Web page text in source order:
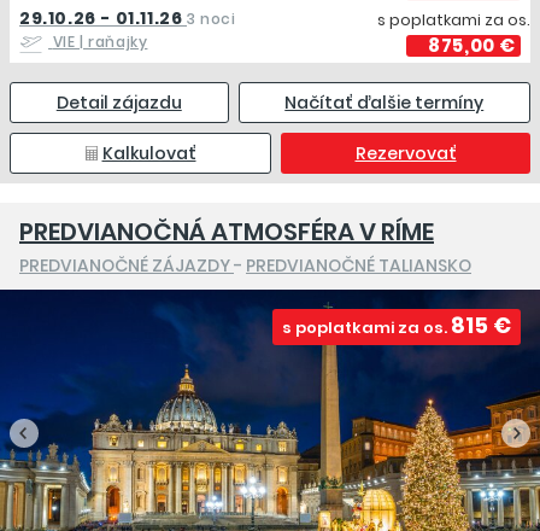
29.10.26 - 01.11.26 3 noci
VIE| raňajky
s poplatkami za os.
875,00 €
Detail zájazdu Načítať ďalšie termíny
Kalkulovať Rezervovať
PREDVIANOČNÁ ATMOSFÉRA V RÍME
PREDVIANOČNÉ ZÁJAZDY- PREDVIANOČNÉ TALIANSKO
s poplatkami za os. 815 €